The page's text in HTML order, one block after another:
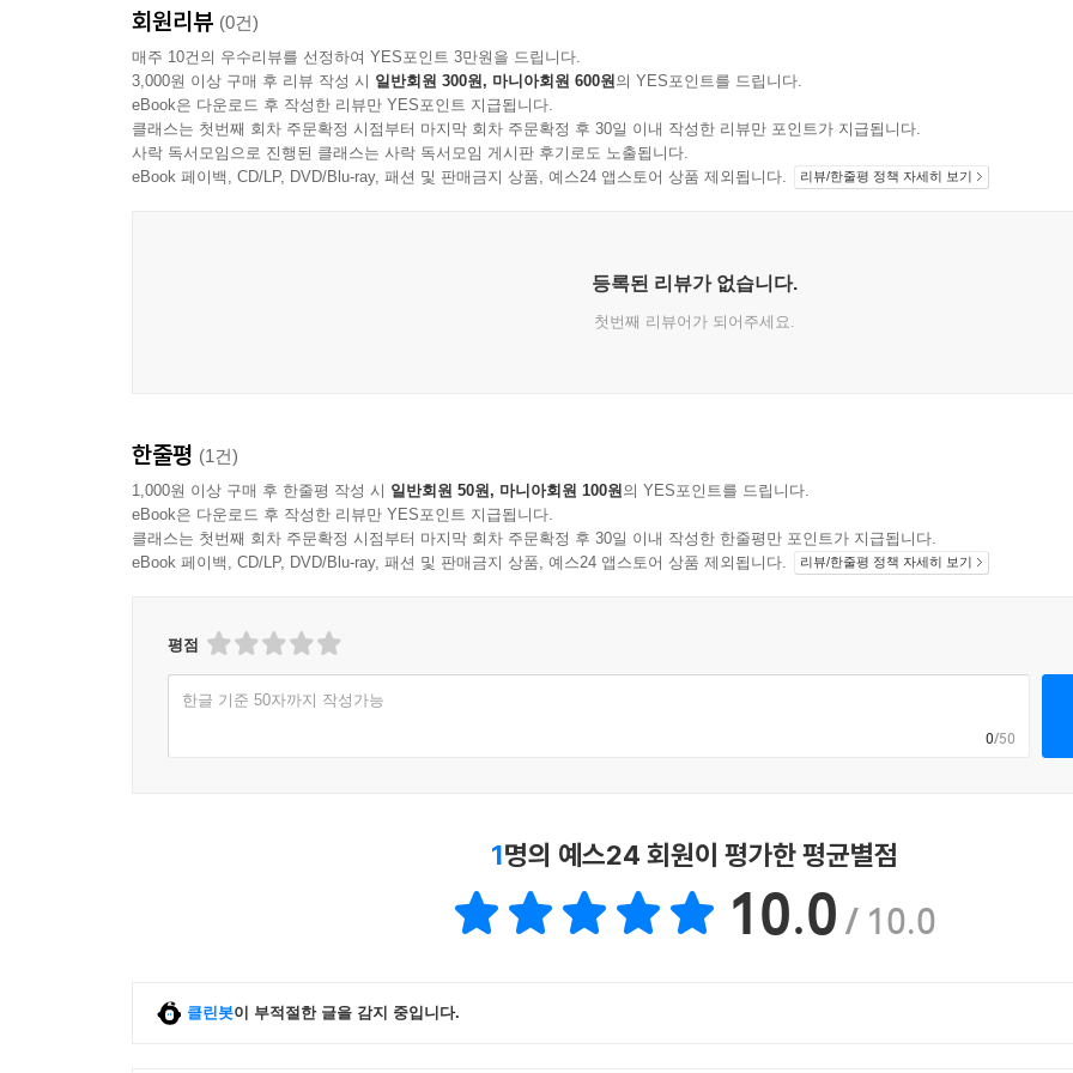
회원리뷰 (0건)
매주 10건의 우수리뷰를 선정하여 YES포인트 3만원을 드립니다.
3,000원 이상 구매 후 리뷰 작성 시 일반회원 300원, 마니아회원 600원의 YES포인트를 드립니다.
eBook은 다운로드 후 작성한 리뷰만 YES포인트 지급됩니다.
클래스는 첫번째 회차 주문확정 시점부터 마지막 회차 주문확정 후 30일 이내 작성한 리뷰만 포인트가 지급됩니다.
사락 독서모임으로 진행된 클래스는 사락 독서모임 게시판 후기로도 노출됩니다.
eBook 페이백, CD/LP, DVD/Blu-ray, 패션 및 판매금지 상품, 예스24 앱스토어 상품 제외됩니다.
리뷰/한줄평 정책 자세히 보기
등록된 리뷰가 없습니다.
첫번째 리뷰어가 되어주세요.
한줄평 (1건)
1,000원 이상 구매 후 한줄평 작성 시 일반회원 50원, 마니아회원 100원의 YES포인트를 드립니다.
eBook은 다운로드 후 작성한 리뷰만 YES포인트 지급됩니다.
클래스는 첫번째 회차 주문확정 시점부터 마지막 회차 주문확정 후 30일 이내 작성한 한줄평만 포인트가 지급됩니다.
eBook 페이백, CD/LP, DVD/Blu-ray, 패션 및 판매금지 상품, 예스24 앱스토어 상품 제외됩니다.
리뷰/한줄평 정책 자세히 보기
평점
한글 기준 50자까지 작성가능
0/50
1명의 예스24 회원이 평가한 평균별점
10.0 / 10.0
클린봇이 부적절한 글을 감지 중입니다.